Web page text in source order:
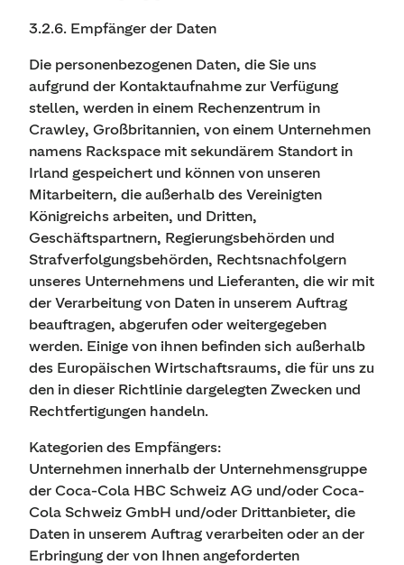
3.2.6. Empfänger der Daten
Die personenbezogenen Daten, die Sie uns
aufgrund der Kontaktaufnahme zur Verfügung
stellen, werden in einem Rechenzentrum in
Crawley, Großbritannien, von einem Unternehmen
namens Rackspace mit sekundärem Standort in
Irland gespeichert und können von unseren
Mitarbeitern, die außerhalb des Vereinigten
Königreichs arbeiten, und Dritten,
Geschäftspartnern, Regierungsbehörden und
Strafverfolgungsbehörden, Rechtsnachfolgern
unseres Unternehmens und Lieferanten, die wir mit
der Verarbeitung von Daten in unserem Auftrag
beauftragen, abgerufen oder weitergegeben
werden. Einige von ihnen befinden sich außerhalb
des Europäischen Wirtschaftsraums, die für uns zu
den in dieser Richtlinie dargelegten Zwecken und
Rechtfertigungen handeln.
Kategorien des Empfängers:
Unternehmen innerhalb der Unternehmensgruppe
der Coca-Cola HBC Schweiz AG und/oder Coca-
Cola Schweiz GmbH und/oder Drittanbieter, die
Daten in unserem Auftrag verarbeiten oder an der
Erbringung der von Ihnen angeforderten